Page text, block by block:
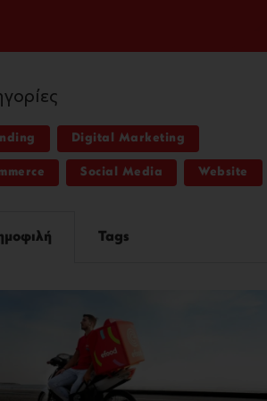
Digital Marketing
Social Media Website
Tags